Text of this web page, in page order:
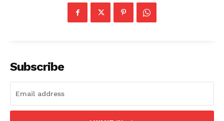
Subscribe